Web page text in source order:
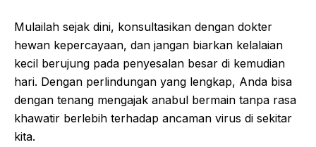
Mulailah sejak dini, konsultasikan dengan dokter
hewan kepercayaan, dan jangan biarkan kelalaian
kecil berujung pada penyesalan besar di kemudian
hari. Dengan perlindungan yang lengkap, Anda bisa
dengan tenang mengajak anabul bermain tanpa rasa
khawatir berlebih terhadap ancaman virus di sekitar
kita.